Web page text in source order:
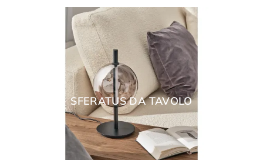
SFERATUS DA TAVOLO